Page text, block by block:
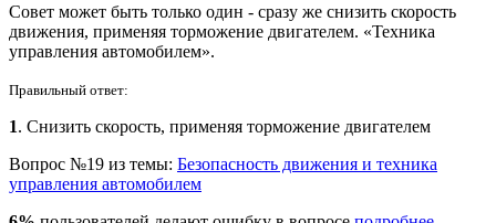
Совет может быть только один - сразу же снизить скорость
движения, применяя торможение двигателем. «Техника
управления автомобилем».
Правильный ответ:
1. Снизить скорость, применяя торможение двигателем
Вопрос №19 из темы: Безопасность движения и техника
управления автомобилем